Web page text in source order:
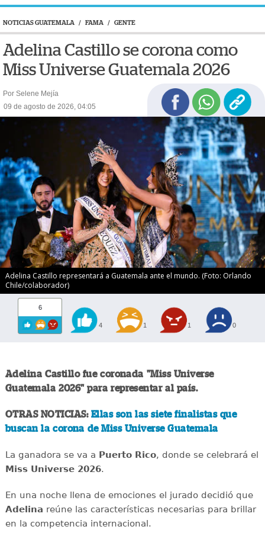
NOTICIAS GUATEMALA / FAMA / GENTE
Adelina Castillo se corona como
Miss Universe Guatemala 2026
Por Selene Mejía
09 de agosto de 2026, 04:05
Adelina Castillo representará a Guatemala ante el mundo. (Foto: Orlando
Chile/colaborador)
6
4 1 1 0
Adelina Castillo fue coronada "Miss Universe
Guatemala 2026" para representar al país.
OTRAS NOTICIAS: Ellas son las siete finalistas que
buscan la corona de Miss Universe Guatemala
La ganadora se va a Puerto Rico, donde se celebrará el
Miss Universe 2026.
En una noche llena de emociones el jurado decidió que
Adelina reúne las características necesarias para brillar
en la competencia internacional.